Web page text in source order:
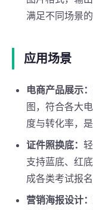
满足不同场景
应用场景
电商产品展示：
图，符合各大
度与转化率，
证件照换底：
支持蓝底、红
成各类考试报
营销海报设计：